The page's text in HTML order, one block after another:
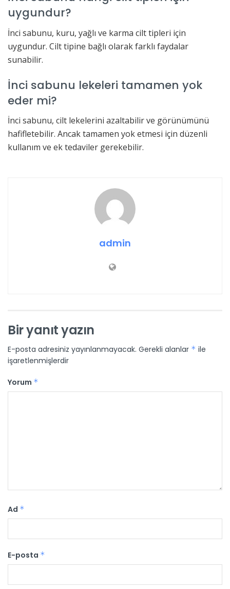
uygundur?
İnci sabunu, kuru, yağlı ve karma cilt tipleri için
uygundur. Cilt tipine bağlı olarak farklı faydalar
sunabilir.
İnci sabunu lekeleri tamamen yok
eder mi?
İnci sabunu, cilt lekelerini azaltabilir ve görünümünü
hafifletebilir. Ancak tamamen yok etmesi için düzenli
kullanım ve ek tedaviler gerekebilir.
admin
Bir yanıt yazın
E-posta adresiniz yayınlanmayacak. Gerekli alanlar * ile
işaretlenmişlerdir
Yorum *
Ad *
E-posta *